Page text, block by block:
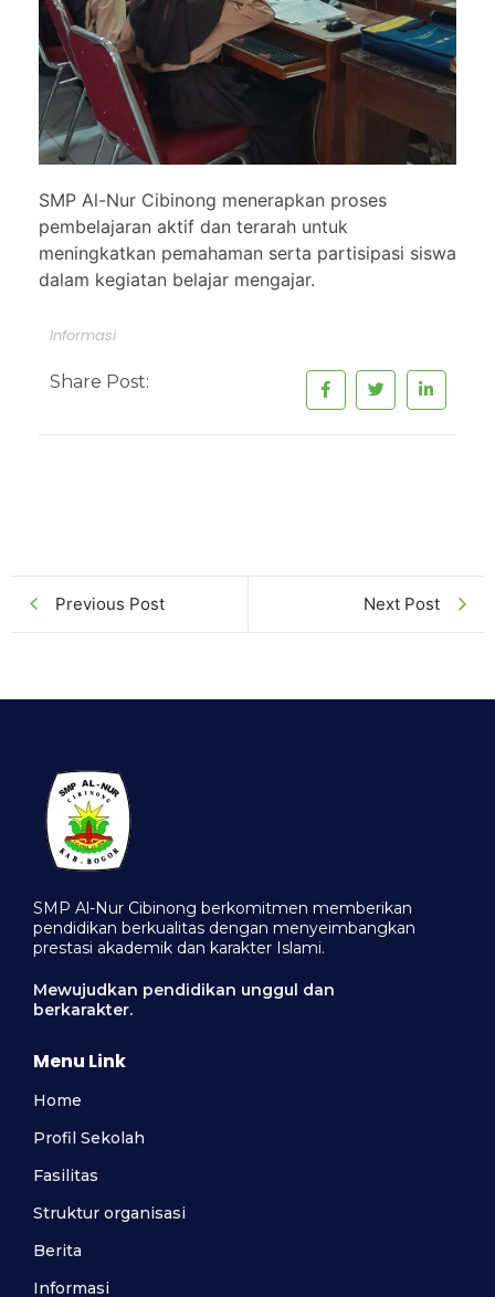
SMP Al-Nur Cibinong menerapkan proses
pembelajaran aktif dan terarah untuk
meningkatkan pemahaman serta partisipasi siswa
dalam kegiatan belajar mengajar.
Informasi
Share Post:
Previous Post Next Post
SMP Al-Nur Cibinong berkomitmen memberikan
pendidikan berkualitas dengan menyeimbangkan
prestasi akademik dan karakter Islami.
Mewujudkan pendidikan unggul dan
berkarakter.
Menu Link
Home
Profil Sekolah
Fasilitas
Struktur organisasi
Berita
Informasi